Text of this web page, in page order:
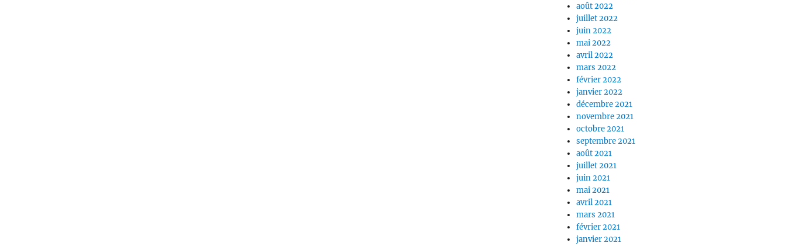
août 2022
juillet 2022
juin 2022
mai 2022
avril 2022
mars 2022
février 2022
janvier 2022
décembre 2021
novembre 2021
octobre 2021
septembre 2021
août 2021
juillet 2021
juin 2021
mai 2021
avril 2021
mars 2021
février 2021
janvier 2021